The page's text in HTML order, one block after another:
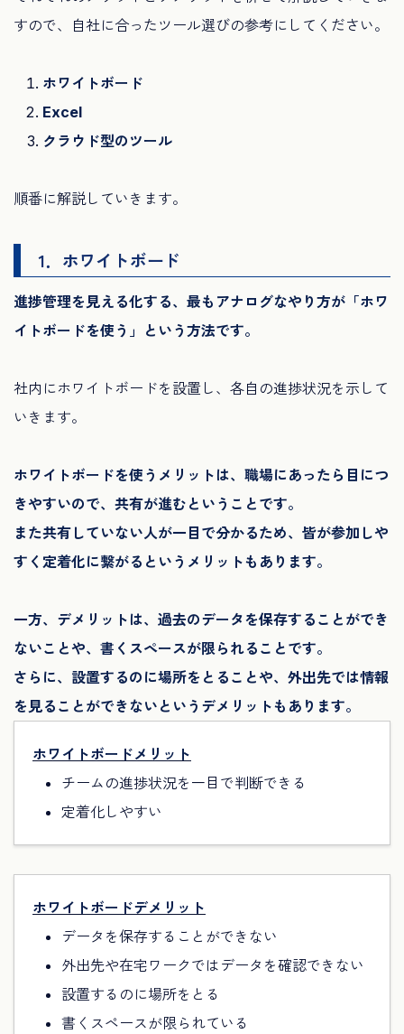
すので、自社に合ったツール選びの参考にしてください。
ホワイトボード
Excel
クラウド型のツール
順番に解説していきます。
1．ホワイトボード
進捗管理を見える化する、最もアナログなやり方が「ホワ
イトボードを使う」という方法です。
社内にホワイトボードを設置し、各自の進捗状況を示して
いきます。
ホワイトボードを使うメリットは、職場にあったら目につ
きやすいので、共有が進むということです。
また共有していない人が一目で分かるため、皆が参加しや
すく定着化に繋がるというメリットもあります。
一方、デメリットは、過去のデータを保存することができ
ないことや、書くスペースが限られることです。
さらに、設置するのに場所をとることや、外出先では情報
を見ることができないというデメリットもあります。
ホワイトボードメリット
チームの進捗状況を一目で判断できる
定着化しやすい
ホワイトボードデメリット
データを保存することができない
外出先や在宅ワークではデータを確認できない
設置するのに場所をとる
書くスペースが限られている